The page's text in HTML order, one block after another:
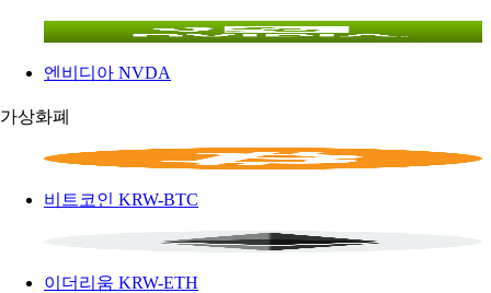
엔비디아 NVDA
가상화폐
비트코인 KRW-BTC
이더리움 KRW-ETH